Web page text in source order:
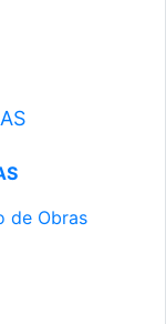
de Obras